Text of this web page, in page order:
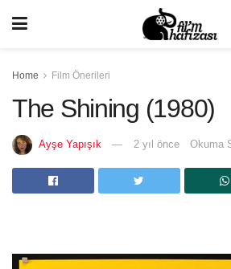
Home Film Önerileri
The Shining (1980)
Ayşe Yapışık 2 yıl önce Okuma